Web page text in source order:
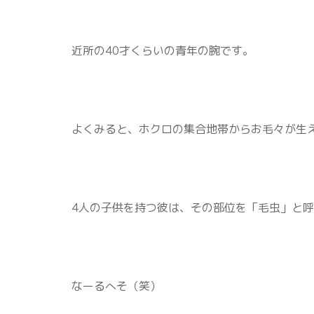
近所の40才くらいの青年の腕です。
よくみると、ホクロの集合地帯からお毛々が生
4人の子供を持つ彼は、その部位を「毛虫」と呼
なーるへそ（笑）